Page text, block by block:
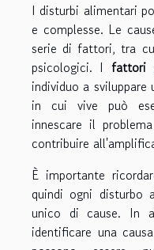
I disturbi alimentari
e complesse. Le
serie di fattori, tra
psicologici. I fattori
individuo a
in cui vive può
innescare il
contribuire
È importante
quindi ogni disturbo
unico di cause. In
identificare una